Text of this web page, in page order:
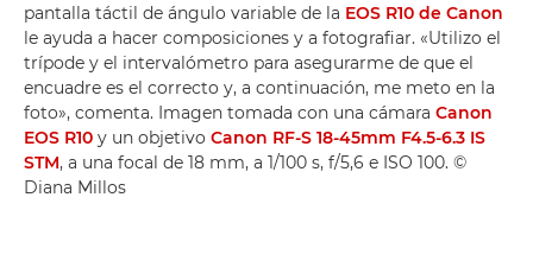
pantalla táctil de ángulo variable de la EOS R10 de Canon
le ayuda a hacer composiciones y a fotografiar. «Utilizo el
trípode y el intervalómetro para asegurarme de que el
encuadre es el correcto y, a continuación, me meto en la
foto», comenta. Imagen tomada con una cámara Canon
EOS R10 y un objetivo Canon RF-S 18-45mm F4.5-6.3 IS
STM, a una focal de 18 mm, a 1/100 s, f/5,6 e ISO 100. ©
Diana Millos